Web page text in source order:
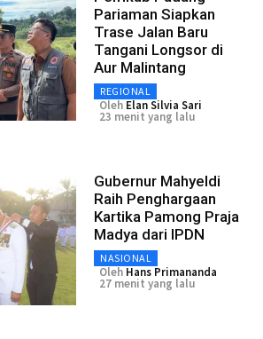
Pariaman Siapkan
Trase Jalan Baru
Tangani Longsor di
Aur Malintang
REGIONAL
Oleh Elan Silvia Sari
23 menit yang lalu
Gubernur Mahyeldi
Raih Penghargaan
Kartika Pamong Praja
Madya dari IPDN
NASIONAL
Oleh Hans Primananda
27 menit yang lalu